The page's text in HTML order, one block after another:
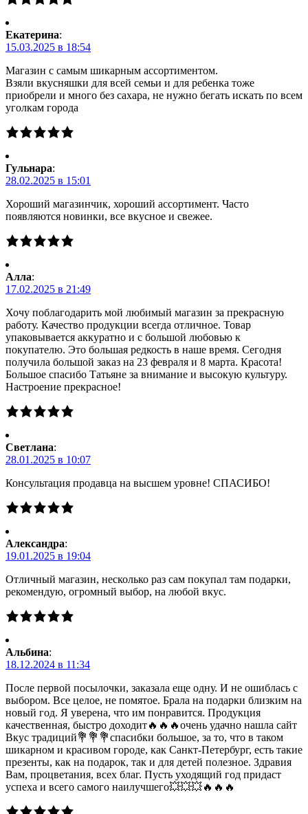
Екатерина:
15.03.2025 в 18:54
Магазин с самым шикарным ассортиментом.
Взяли вкусняшки для всей семьи и для ребенка тоже
приобрели и много без сахара, не нужно бегать искать по всем
уголкам города
Гульнара:
28.02.2025 в 15:01
Хороший магазинчик, хороший ассортимент. Часто
появляются новинки, все вкусное и свежее.
Алла:
17.02.2025 в 21:49
Хочу поблагодарить мой любимый магазин за прекрасную
работу. Качество продукции всегда отличное. Товар
упаковывается аккуратно и с большой любовью к
покупателю. Это большая редкость в наше время. Сегодня
получила большой заказ на 23 февраля и 8 марта. Красота!
Большое спасибо Татьяне за внимание и высокую культуру.
Настроение прекрасное!
Светлана:
28.01.2025 в 10:07
Консультация продавца на высшем уровне! СПАСИБО!
Александра:
19.01.2025 в 19:04
Отличный магазин, несколько раз сам покупал там подарки,
рекомендую, огромный выбор, на любой вкус.
Альбина:
18.12.2024 в 11:34
После первой посылочки, заказала еще одну. И не ошиблась с
выбором. Все целое, не помятое. Брала на подарки близким на
новый год. Я уверена, что им понравится. Продукция
качественная, быстро доходит🔥🔥🔥очень удачно нашла сайт
Вкус традиций💐💐💐спасибки большое, за то, что в таком
шикарном и красивом городе, как Санкт-Петербург, есть такие
презенты, как на подарок, так и для детей полезное. Здравия
Вам, процветания, всех благ. Пусть уходящий год придаст
успеха и всего самого наилучшего💥💥💥🔥🔥🔥